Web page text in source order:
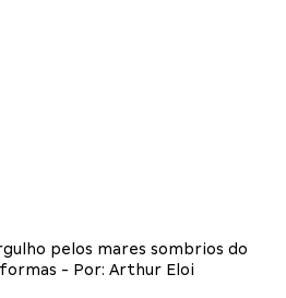
pelos mares sombrios do
- Por: Arthur Eloi